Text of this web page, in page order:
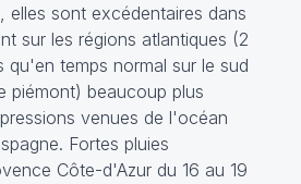
elles sont excédentaires dans
sur les régions atlantiques (2
qu'en temps normal sur le sud
piémont) beaucoup plus
venues de l'océan
Fortes pluies
Côte-d'Azur du 16 au 19